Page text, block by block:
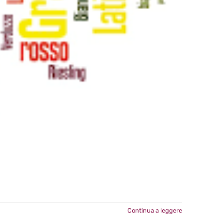
Continua a leggere